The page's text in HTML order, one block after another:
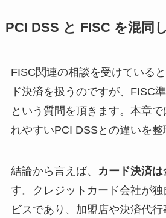
PCI DSS と FISC を混同
FISC関連の相談を受けている
ド決済を扱うのですが、FISC
という質問を頂きます。本章
れやすいPCI DSSとの違いを整
結論から言えば、 カード決済
す。クレジットカード会社が
ビスであり、加盟店や決済代